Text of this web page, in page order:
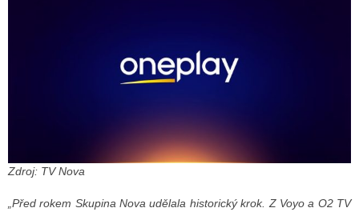
Zdroj: TV Nova
„Před rokem Skupina Nova udělala historický krok. Z Voyo a O2 TV